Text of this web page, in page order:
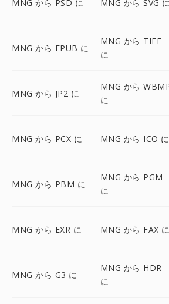
MNG から PSD に MNG から SVG に
MNG から EPUB に
MNG から TIFF
に
MNG から JP2 に
MNG から
に
MNG から PCX に MNG から ICO に
MNG から PBM に
MNG から PGM
に
MNG から EXR に MNG から FAX に
MNG から G3 に
MNG から HDR
に